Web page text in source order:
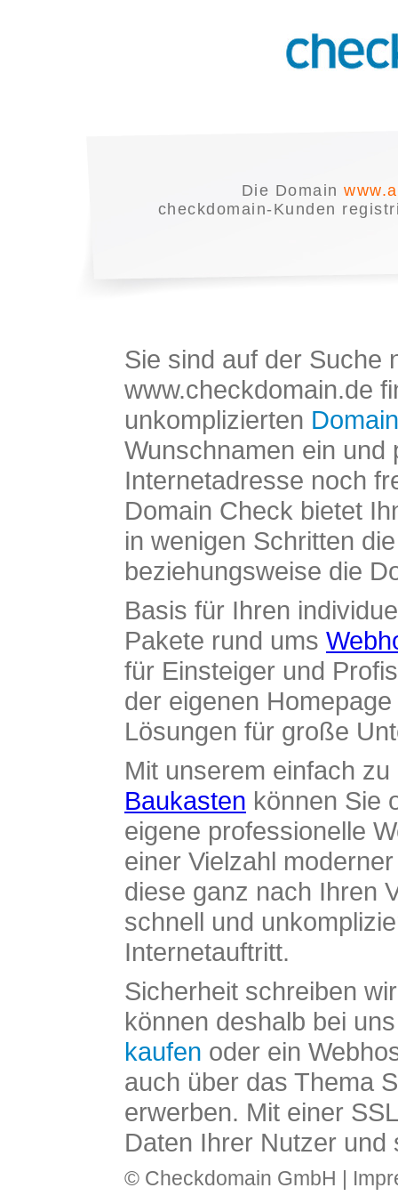
Die Domain
checkdomain-Kunden
Sie sind auf der Suche
www.checkdomain.de
unkomplizierten
Wunschnamen ein und
Internetadresse noch
Domain Check bietet
in wenigen Schritten
beziehungsweise die
Basis für Ihren
Pakete rund ums
für Einsteiger und
der eigenen
Lösungen für große
Mit unserem einfach
Baukasten können Sie
eigene professionelle
einer Vielzahl
diese ganz nach Ihren
schnell und
Internetauftritt.
Sicherheit schreiben
können deshalb bei
kaufen oder ein
auch über das Thema
erwerben. Mit einer
Daten Ihrer Nutzer und
© Checkdomain GmbH |